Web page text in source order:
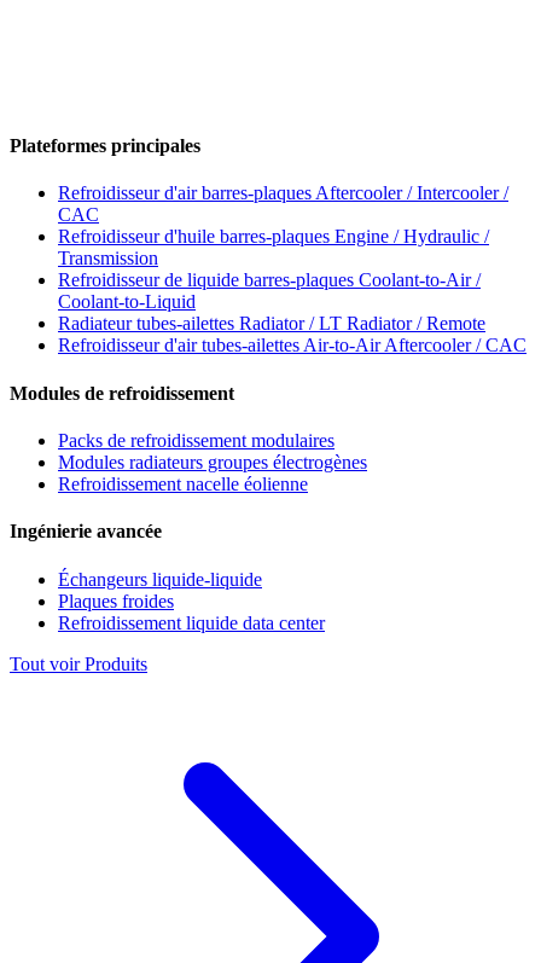
Plateformes principales
Refroidisseur d'air barres-plaquesAftercooler / Intercooler /
CAC
Refroidisseur d'huile barres-plaques Engine / Hydraulic /
Transmission
Refroidisseur de liquide barres-plaques Coolant-to-Air /
Coolant-to-Liquid
Radiateur tubes-ailettes Radiator / LT Radiator / Remote
Refroidisseur d'air tubes-ailettesAir-to-Air Aftercooler / CAC
Modules de refroidissement
Packs de refroidissement modulaires
Modules radiateurs groupes électrogènes
Refroidissement nacelle éolienne
Ingénierie avancée
Échangeurs liquide-liquide
Plaques froides
Refroidissement liquide data center
Tout voir Produits